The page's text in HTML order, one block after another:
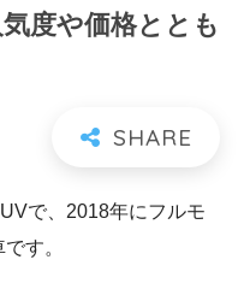
度や価格ととも
で、2018年にフルモ
す。